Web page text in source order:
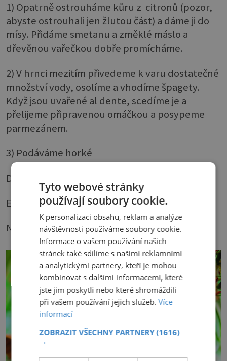
1) Opatrně ostrouháme kůru z citronů (pozor,
abyste ostrouhali jen žlutou část) a dáme ji do
mísy. Přidáme smetanu a změklé máslo a
dřevěnou vařečkou dobře promícháme.
2) V hrnci mezitím přivedeme k varu dostatečné
množství vody, osolíme a vhodíme špagety.
Když jsou uvařené al dente, scedíme je a
přelijeme připravenou omáčkou a posypeme
parmezánem.
3) Podáváme horké
DOBA PŘÍPRAVY 30 minut
ENERGIE V JEDNÉ PORCI 2261 kJ
NÁROČNOST 1
Tyto webové stránky
používají soubory cookie.
K personalizaci obsahu, reklam a analýze
návštěvnosti používáme soubory cookie.
Informace o vašem používání našich
stránek také sdílíme s našimi reklamními
a analytickými partnery, kteří je mohou
kombinovat s dalšími informacemi, které
jste jim poskytli nebo které shromáždili
při vašem používání jejich služeb.Více
informací
ZOBRAZIT VŠECHNY PARTNERY(1616)
→